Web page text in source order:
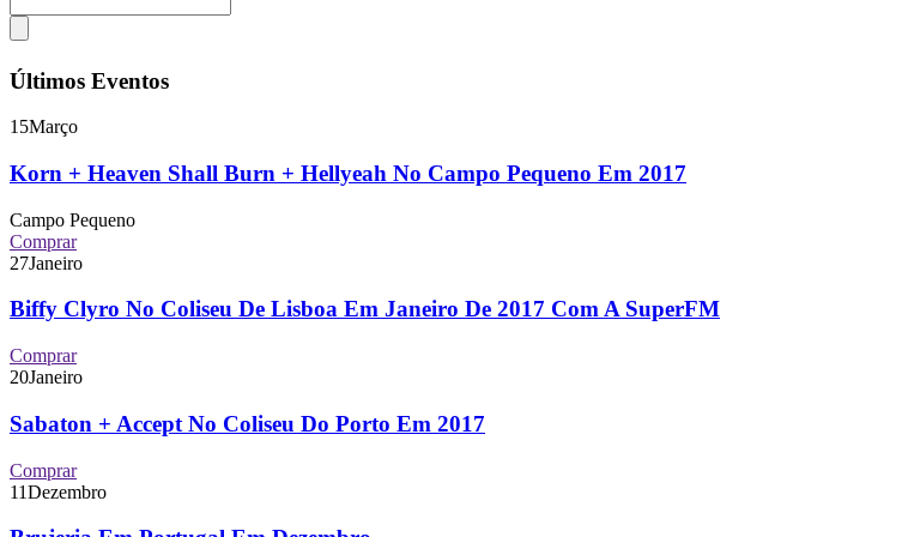
Últimos Eventos
15Março
Korn + Heaven Shall Burn + Hellyeah No Campo Pequeno Em 2017
Campo Pequeno
Comprar
27Janeiro
Biffy Clyro No Coliseu De Lisboa Em Janeiro De 2017 Com A SuperFM
Comprar
20Janeiro
Sabaton + Accept No Coliseu Do Porto Em 2017
Comprar
11Dezembro